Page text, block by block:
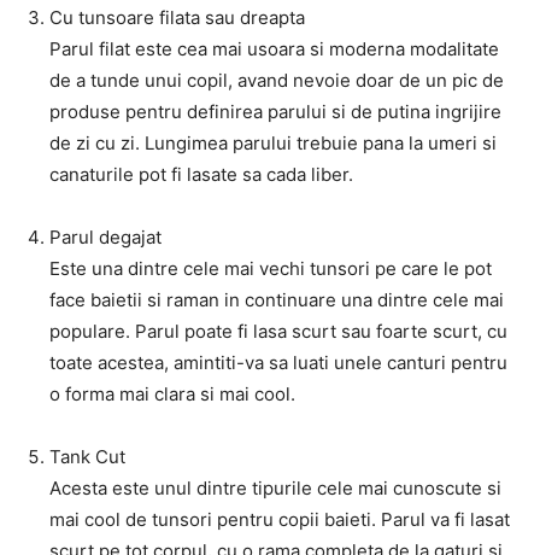
Cu tunsoare filata sau dreapta
Parul filat este cea mai usoara si moderna modalitate
de a tunde unui copil, avand nevoie doar de un pic de
produse pentru definirea parului si de putina ingrijire
de zi cu zi. Lungimea parului trebuie pana la umeri si
canaturile pot fi lasate sa cada liber.
Parul degajat
Este una dintre cele mai vechi tunsori pe care le pot
face baietii si raman in continuare una dintre cele mai
populare. Parul poate fi lasa scurt sau foarte scurt, cu
toate acestea, amintiti-va sa luati unele canturi pentru
o forma mai clara si mai cool.
Tank Cut
Acesta este unul dintre tipurile cele mai cunoscute si
mai cool de tunsori pentru copii baieti. Parul va fi lasat